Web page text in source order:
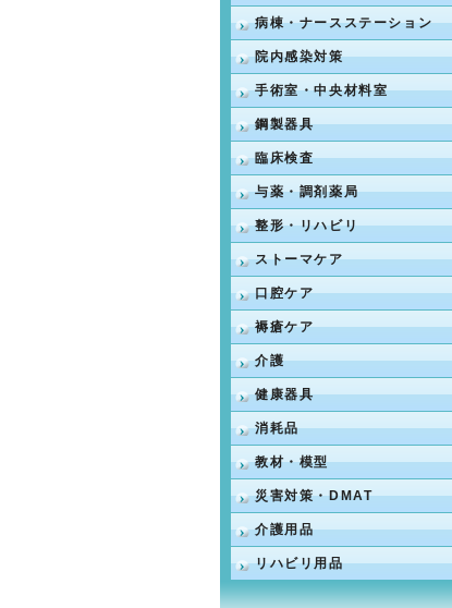
病棟・ナースステーション
院内感染対策
手術室・中央材料室
鋼製器具
臨床検査
与薬・調剤薬局
整形・リハビリ
ストーマケア
口腔ケア
褥瘡ケア
介護
健康器具
消耗品
教材・模型
災害対策・DMAT
介護用品
リハビリ用品